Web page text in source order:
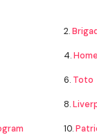
2.
4.
6. Toto
8.
10.